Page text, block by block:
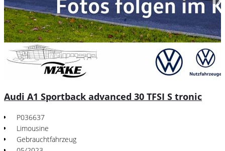
Audi A1 Sportback advanced 30 TFSI S tronic
P036637
Limousine
Gebrauchtfahrzeug